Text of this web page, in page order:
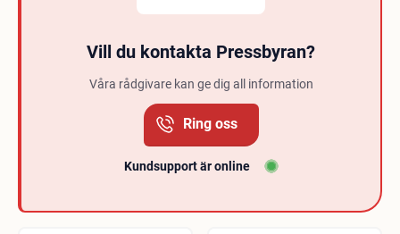
Vill du kontakta Pressbyran?
Våra rådgivare kan ge dig all information
Ring oss
Kundsupport är online